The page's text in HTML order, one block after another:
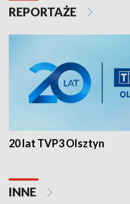
REPORTAŻE
20 lat TVP3 Olsztyn
INNE